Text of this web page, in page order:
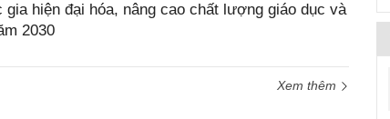
hiện đại hóa, nâng cao chất lượng giáo dục và
2030
Xem thêm